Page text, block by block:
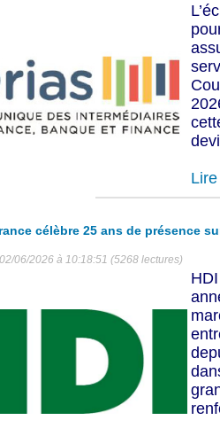
célèbre 25 ans de présence
06/2026 à 10:18:51 (5268 lectures)